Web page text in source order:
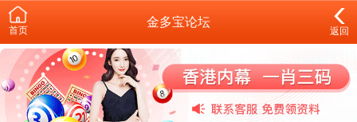
首页
金多宝论坛
返回